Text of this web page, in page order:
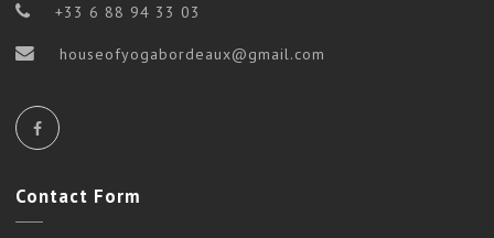
+33 6 88 94 33 03
houseofyogabordeaux@gmail.com
Contact Form